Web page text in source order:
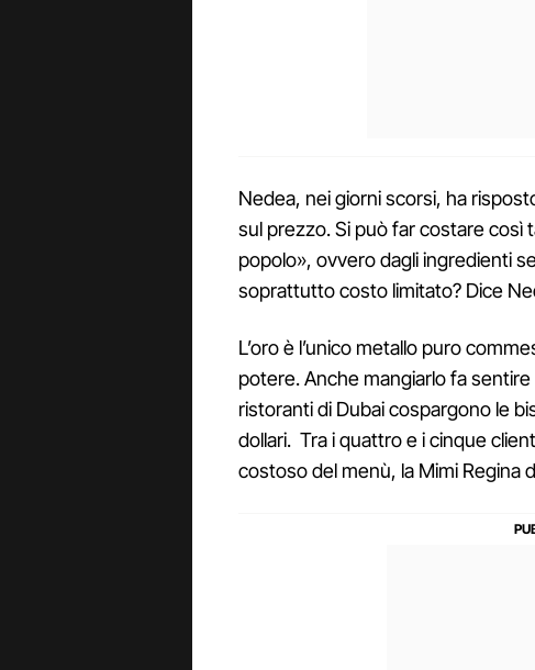
Nedea, nei giorni scorsi, ha
sul prezzo. Si può far costare così
popolo», ovvero dagli ingredienti
soprattutto costo limitato? Dice
L’oro è l’unico metallo puro
potere. Anche mangiarlo fa
ristoranti di Dubai cospargono le
dollari. Tra i quattro e i cinque
costoso del menù, la Mimi Regina